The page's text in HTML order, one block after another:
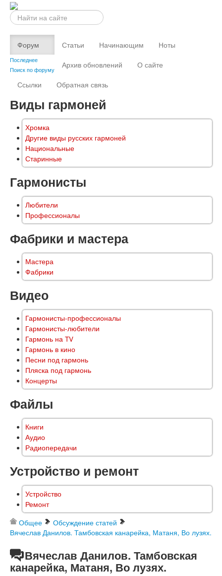
Искать...
Форум
Последнее
Поиск по форуму
Статьи Начинающим
Ноты
Архив обновлений
О сайте
Ссылки
Обратная связь
Виды гармоней
Хромка
Другие виды русских гармоней
Национальные
Старинные
Гармонисты
Любители
Профессионалы
Фабрики и мастера
Мастера
Фабрики
Видео
Гармонисты-профессионалы
Гармонисты-любители
Гармонь на TV
Гармонь в кино
Песни под гармонь
Пляска под гармонь
Концерты
Файлы
Книги
Аудио
Радиопередачи
Устройство и ремонт
Устройство
Ремонт
Общее
Обсуждение статей
Вячеслав Данилов. Тамбовская канарейка, Матаня, Во лузях.
Вячеслав Данилов. Тамбовская
канарейка, Матаня, Во лузях.